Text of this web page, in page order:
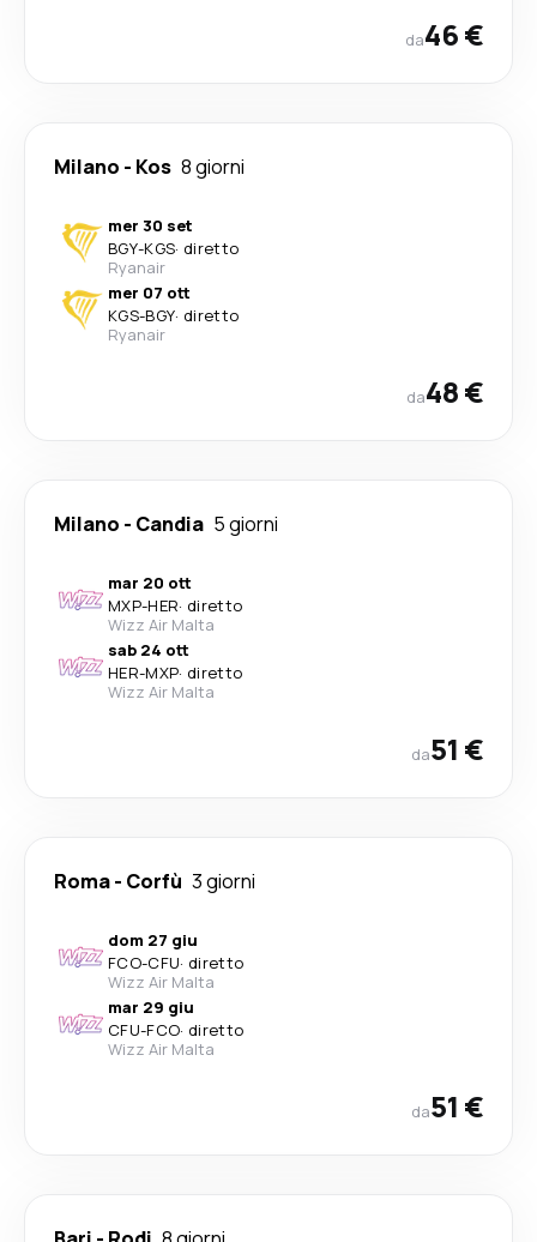
da46 €
Milano - Kos 8 giorni
mer 30 set
BGY-KGS· diretto
Ryanair
mer 07 ott
KGS-BGY· diretto
Ryanair
da48 €
Milano - Candia 5 giorni
mar 20 ott
MXP-HER· diretto
Wizz Air Malta
sab 24 ott
HER-MXP· diretto
Wizz Air Malta
da51 €
Roma- Corfù 3 giorni
dom 27 giu
FCO-CFU· diretto
Wizz Air Malta
mar 29 giu
CFU-FCO· diretto
Wizz Air Malta
da51 €